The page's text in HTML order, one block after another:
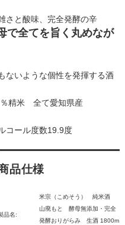
さと酸味、完全発酵の辛
で全てを旨く丸めなが
ないような個性を発揮する酒
精米 全て愛知県産
ール度数19.9度
品仕様
品名:
米宗（こめそう） 純米酒
山廃もと 酵母無添加・完全
発酵おりがらみ 生酒 1800m